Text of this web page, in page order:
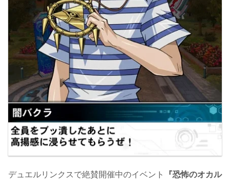
デュエルリンクスで絶賛開催中のイベント
『恐怖のオカル